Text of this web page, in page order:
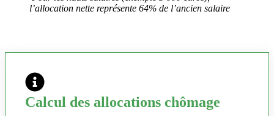
l’allocation nette représente 64% de l’ancien salaire
Calcul des allocations chômage